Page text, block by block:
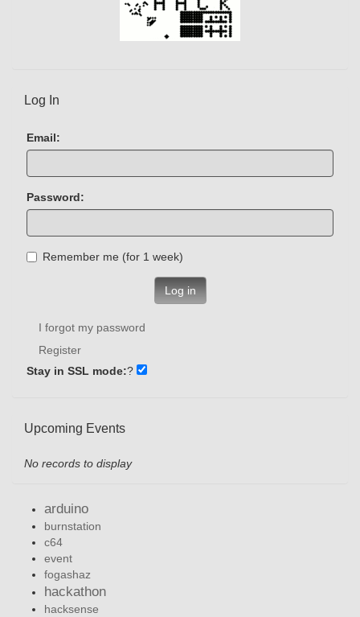
Log In
Email:
Password:
Remember me (for 1 week)
Log in
I forgot my password
Register
Stay in SSL mode:?
Upcoming Events
No records to display
arduino
burnstation
c64
event
fogashaz
hackathon
hacksense